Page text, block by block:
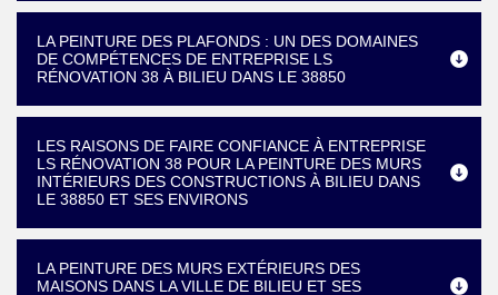
LA PEINTURE DES PLAFONDS : UN DES DOMAINES
DE COMPÉTENCES DE ENTREPRISE LS
RÉNOVATION 38 À BILIEU DANS LE 38850
LES RAISONS DE FAIRE CONFIANCE À ENTREPRISE
LS RÉNOVATION 38 POUR LA PEINTURE DES MURS
INTÉRIEURS DES CONSTRUCTIONS À BILIEU DANS
LE 38850 ET SES ENVIRONS
LA PEINTURE DES MURS EXTÉRIEURS DES
MAISONS DANS LA VILLE DE BILIEU ET SES